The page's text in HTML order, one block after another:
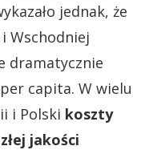
jednak, że
Wschodniej
dramatycznie
capita. W wielu
i Polski koszty
jakości